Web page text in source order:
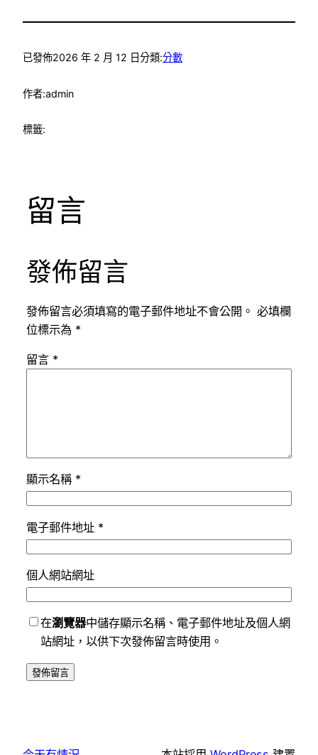
已發佈2026 年 2 月 12 日分類:分數
作者:admin
標籤:
留言
發佈留言
發佈留言必須填寫的電子郵件地址不會公開。 必填欄
位標示為 *
留言 *
顯示名稱 *
電子郵件地址 *
個人網站網址
在瀏覽器中儲存顯示名稱、電子郵件地址及個人網
站網址，以供下次發佈留言時使用。